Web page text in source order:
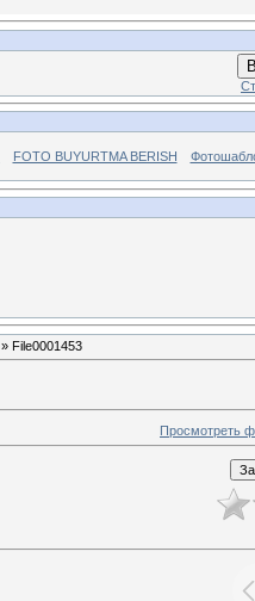
FOTO BUYURTMA BERISH
» File0001453
Просмотреть